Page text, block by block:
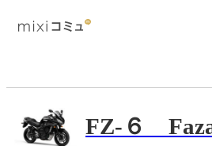
FZ-６